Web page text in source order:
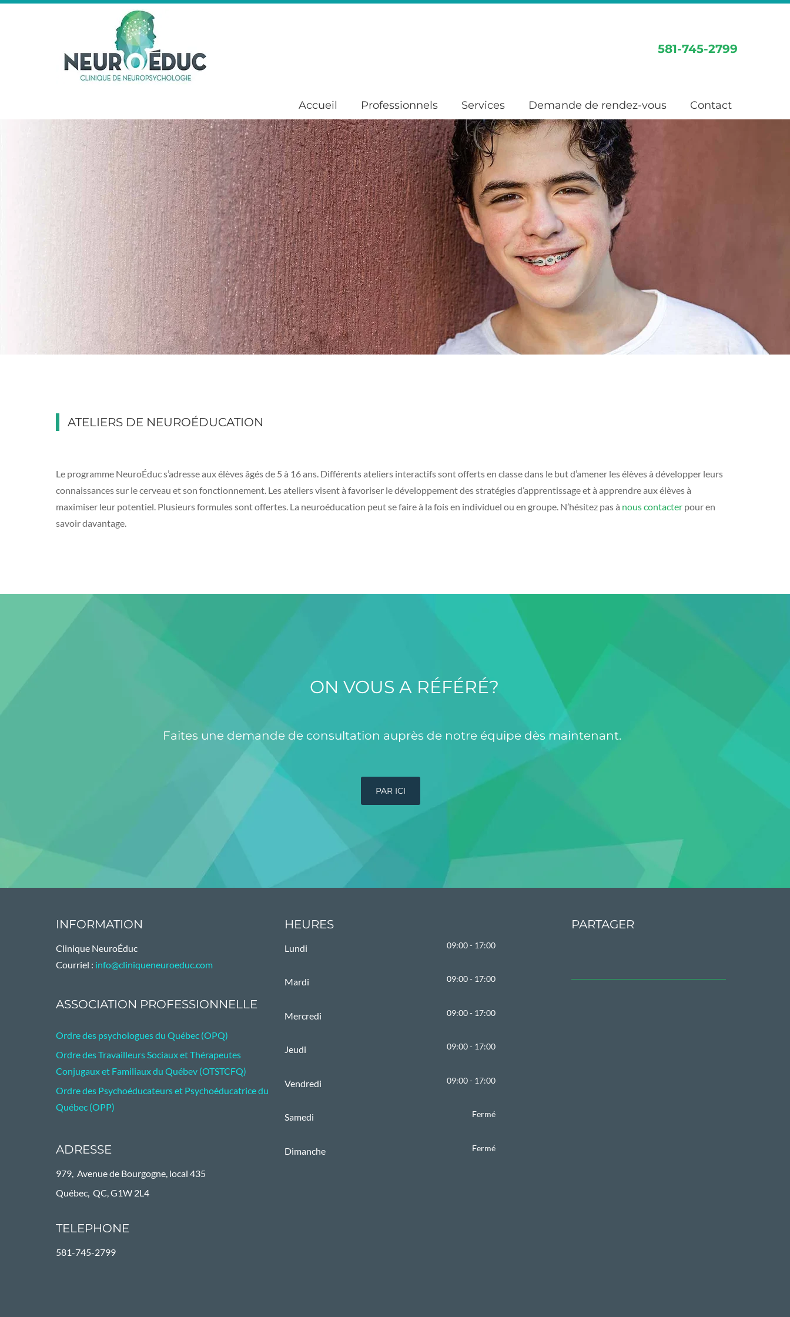
581-745-2799
Accueil Professionnels Services Demande de rendez-vous Contact
ATELIERS DE NEUROÉDUCATION
Le programme NeuroÉduc s’adresse aux élèves âgés de 5 à 16 ans. Différents ateliers interactifs sont offerts en classe dans le but d’amener les élèves à développer leurs
connaissances sur le cerveau et son fonctionnement. Les ateliers visent à favoriser le développement des stratégies d’apprentissage et à apprendre aux élèves à
maximiser leur potentiel. Plusieurs formules sont offertes. La neuroéducation peut se faire à la fois en individuel ou en groupe. N’hésitez pas à nous contacter pour en
savoir davantage.
ON VOUS A RÉFÉRÉ?
Faites une demande de consultation auprès de notre équipe dès maintenant.
PAR ICI
INFORMATION
Clinique NeuroÉduc
Courriel : info@cliniqueneuroeduc.com
ASSOCIATION PROFESSIONNELLE
Ordre des psychologues du Québec (OPQ)
Ordre des Travailleurs Sociaux et Thérapeutes
Conjugaux et Familiaux du Québev (OTSTCFQ)
Ordre des Psychoéducateurs et Psychoéducatrice du
Québec (OPP)
ADRESSE
979, Avenue de Bourgogne, local 435
Québec, QC, G1W 2L4
TELEPHONE
581-745-2799
HEURES
Lundi 09:00 - 17:00
Mardi 09:00 - 17:00
Mercredi 09:00 - 17:00
Jeudi 09:00 - 17:00
Vendredi 09:00 - 17:00
Samedi Fermé
Dimanche Fermé
PARTAGER